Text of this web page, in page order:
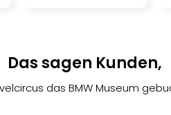
Das sagen Kunden,
das BMW Museum